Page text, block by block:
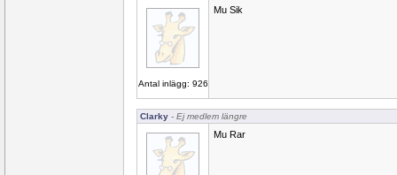
Antal inlägg: 926
Mu Sik
Clarky - Ej medlem längre
Mu Rar